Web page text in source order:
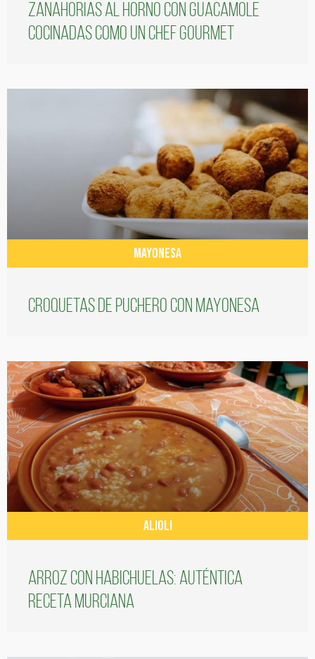
Zanahorias al horno con guacamole
cocinadas como un chef gourmet
MAYONESA
Croquetas de puchero con Mayonesa
ALIOLI
Arroz con habichuelas: auténtica
receta murciana